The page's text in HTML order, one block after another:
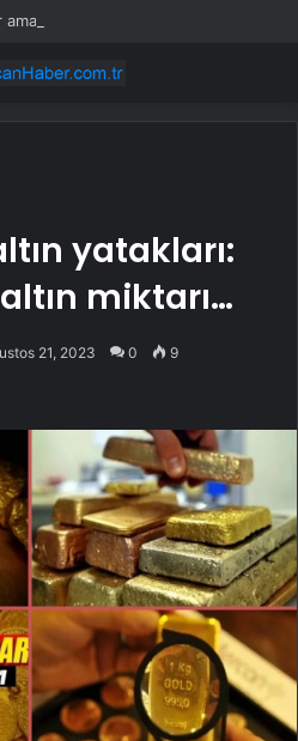
doğaya saldılar
yatakları:
miktarı…
21, 2023 0 9